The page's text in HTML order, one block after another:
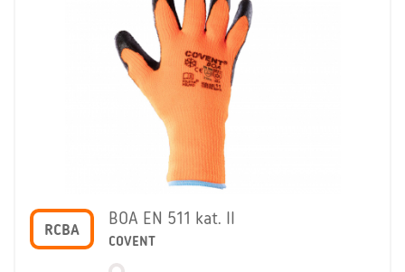
RCBA
BOA EN 511 kat. II
COVENT